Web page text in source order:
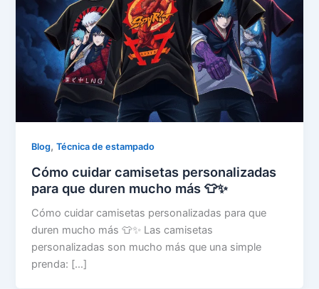
Blog,Técnica de estampado
Cómo cuidar camisetas personalizadas
para que duren mucho más 👕✨
Cómo cuidar camisetas personalizadas para que
duren mucho más 👕✨ Las camisetas
personalizadas son mucho más que una simple
prenda: […]